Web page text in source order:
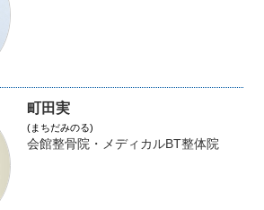
町田実
(まちだみのる)
会館整骨院・メディカルBT整体院